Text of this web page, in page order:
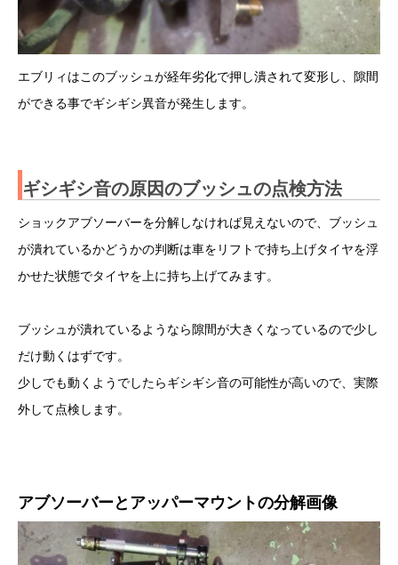
エブリィはこのブッシュが経年劣化で押し潰されて変形し、隙間
ができる事でギシギシ異音が発生します。
ギシギシ音の原因のブッシュの点検方法
ショックアブソーバーを分解しなければ見えないので、ブッシュ
が潰れているかどうかの判断は車をリフトで持ち上げタイヤを浮
かせた状態でタイヤを上に持ち上げてみます。
ブッシュが潰れているようなら隙間が大きくなっているので少し
だけ動くはずです。
少しでも動くようでしたらギシギシ音の可能性が高いので、実際
外して点検します。
アブソーバーとアッパーマウントの分解画像